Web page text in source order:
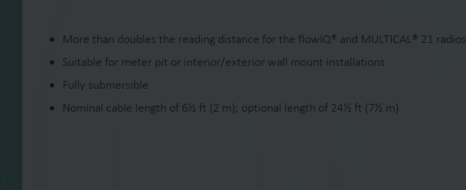
More than doubles the reading distance for the flowIQ® and MULTICAL® 21 radios
Suitable for meter pit or interior/exterior wall mount installations
Fully submersible
Nominal cable length of 6½ ft (2 m); optional length of 24½ ft (7½ m)